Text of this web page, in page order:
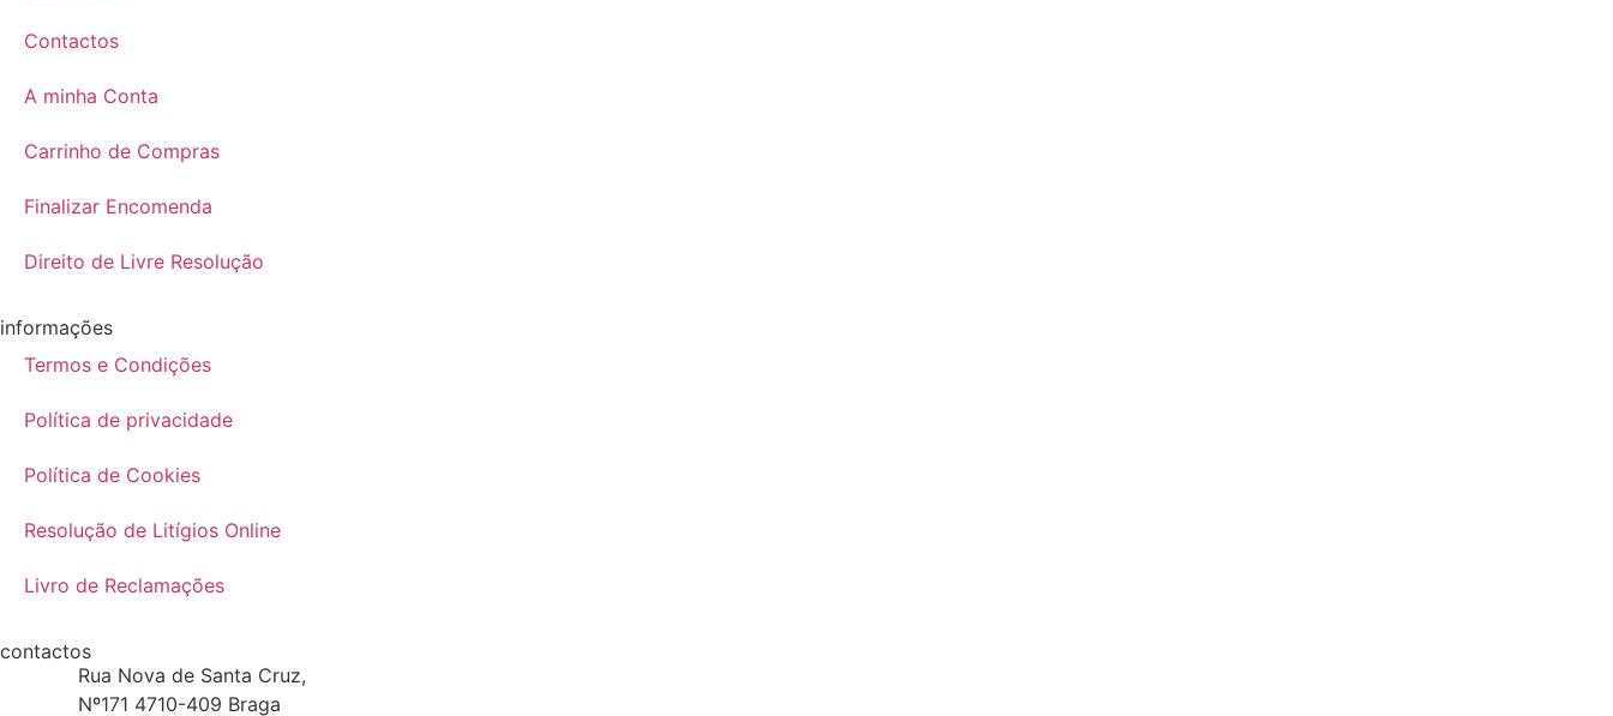
Contactos
A minha Conta
Carrinho de Compras
Finalizar Encomenda
Direito de Livre Resolução
informações
Termos e Condições
Política de privacidade
Política de Cookies
Resolução de Litígios Online
Livro de Reclamações
contactos
Rua Nova de Santa Cruz,
Nº171 4710-409 Braga